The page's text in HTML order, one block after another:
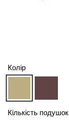
Колір
Кількість подушок